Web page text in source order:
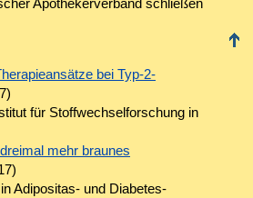
bei Typ-2-
für Stoffwechselforschung in
mehr braunes
Adipositas- und Diabetes-